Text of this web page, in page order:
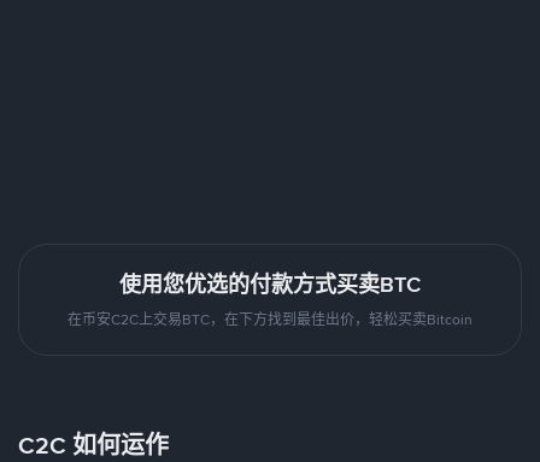
使用您优选的付款方式买卖BTC
在币安C2C上交易BTC，在下方找到最佳出价，轻松买卖Bitcoin
C2C 如何运作